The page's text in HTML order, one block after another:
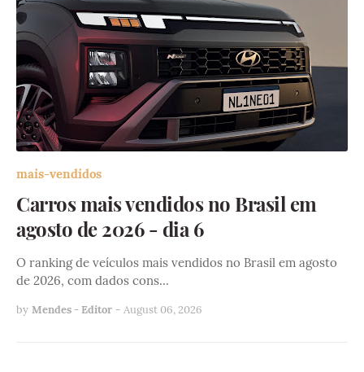
mais-vendidos
Carros mais vendidos no Brasil em
agosto de 2026 - dia 6
O ranking de veículos mais vendidos no Brasil em agosto
de 2026, com dados cons…
by Mendes - Editor - August 06, 2026